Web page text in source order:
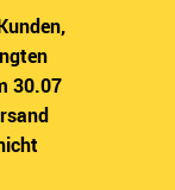
30.07